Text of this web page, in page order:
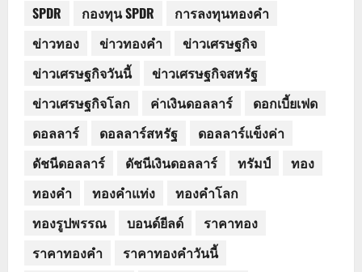
SPDR กองทุน SPDR
การลงทุนทองคำ
ข่าวทอง
ข่าวทองคำ
ข่าวเศรษฐกิจ
ข่าวเศรษฐกิจวันนี้
ข่าวเศรษฐกิจสหรัฐ
ข่าวเศรษฐกิจโลก
ค่าเงินดอลลาร์
ดอกเบี้ยเฟด
ดอลลาร์
ดอลลาร์สหรัฐ
ดอลลาร์แข็งค่า
ดัชนีดอลลาร์
ดัชนีเงินดอลลาร์ ทรัมป์
ทอง
ทองคำ
ทองคำแท่ง
ทองคำโลก
ทองรูปพรรณ
บอนด์ยีลด์
ราคาทอง
ราคาทองคำ
ราคาทองคำวันนี้